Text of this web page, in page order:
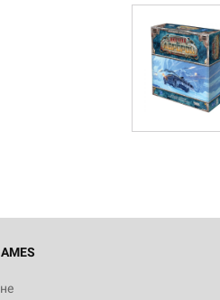
игра Hobby World Монстры